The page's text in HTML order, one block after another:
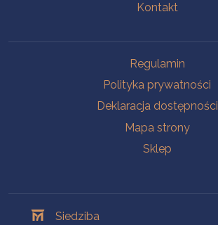
Kontakt
Regulamin
Polityka prywatności
Deklaracja dostępności
Mapa strony
Sklep
Siedziba